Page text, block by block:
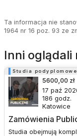
Ta informacja nie
1964 nr 16 poz. 93 ze
Inni oglądali
Studia podyplomowe
Zamówienia
5600,00 zł
17 paź
186 godz.
Katowice
Studia obejmują